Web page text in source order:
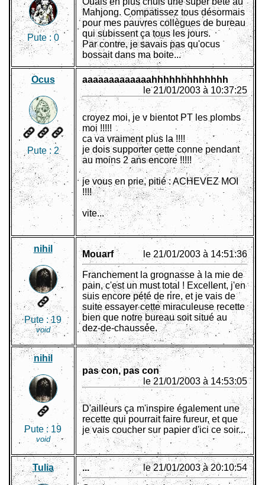
Pute :0
Mahjong. Compatissez tous désormais
pour mes pauvres collègues de bureau
qui subissent ça tous les jours.
Par contre, je savais pas qu'ocus
bossait dans ma boite...
Ocus
Pute : 2
aaaaaaaaaaaaahhhhhhhhhhhhh
le 21/01/2003 à 10:37:25
croyez moi, je v bientot PT les plombs
moi !!!!!
ca va vraiment plus la !!!!
je dois supporter cette conne pendant
au moins 2 ans encore !!!!!
je vous en prie, pitié : ACHEVEZ MOI
!!!!
vite...
nihil
Pute :19
void
Mouarf le 21/01/2003 à 14:51:36
Franchement la grognasse à la mie de
pain, c'est un must total ! Excellent, j'en
suis encore pété de rire, et je vais de
suite essayer cette miraculeuse recette
bien que notre bureau soit situé au
dez-de-chaussée.
nihil
Pute : 19
void
pas con, pas con
le 21/01/2003 à 14:53:05
D'ailleurs ça m'inspire également une
recette qui pourrait faire fureur, et que
je vais coucher sur papier d'ici ce soir...
Tulia ... le 21/01/2003 à 20:10:54